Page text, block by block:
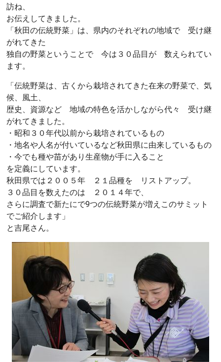
訪ね、
お伝えしてきました。
「秋田の伝統野菜」は、県内のそれぞれの地域で 受け継
がれてきた
独自の野菜ということで 今は３０品目が 数えられてい
ます。
「伝統野菜は、古くから栽培されてきた在来の野菜で、気
候、風土、
歴史、資源など 地域の特色を活かしながら代々 受け継
がれてきました。
・昭和３０年代以前から栽培されているもの
・地名や人名が付いているなど秋田県に由来しているもの
・今でも種や苗があり生産物が手に入ること
を定義にしています。
秋田県では２００５年 ２１品種を リストアップ。
３０品目を数えたのは ２０１４年で、
さらに調査で新たにで9つの伝統野菜が増えこのサミット
でご紹介します」
と吉尾さん。